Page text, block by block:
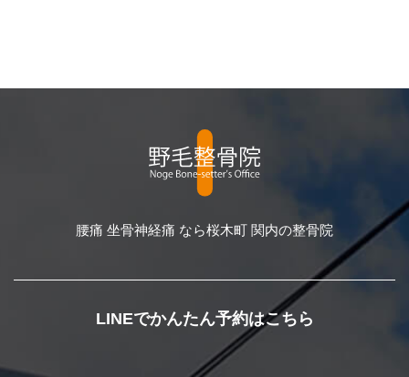
腰痛 坐骨神経痛 なら桜木町 関内の整骨院
LINEでかんたん予約はこちら